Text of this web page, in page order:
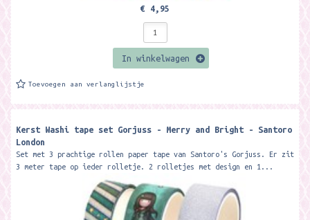
€ 4,95
In winkelwagen
Toevoegen aan verlanglijstje
Kerst Washi tape set Gorjuss - Merry and Bright - Santoro
London
Set met 3 prachtige rollen paper tape van Santoro's Gorjuss. Er zit
3 meter tape op ieder rolletje. 2 rolletjes met design en 1...